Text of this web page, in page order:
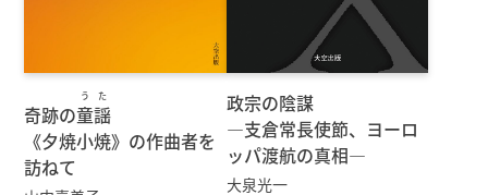
奇跡の童謡
うた
《夕焼小焼》の作曲者を
訪ねて
政宗の陰謀
—支倉常長使節、ヨーロ
ッパ渡航の真相—
大泉光一